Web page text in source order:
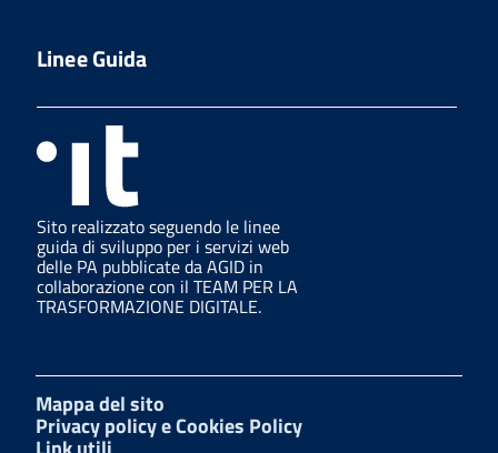
Linee Guida
Sito realizzato seguendo le linee
guida di sviluppo per i servizi web
delle PA pubblicate da AGID in
collaborazione con il TEAM PER LA
TRASFORMAZIONE DIGITALE.
Mappa del sito
Privacy policy e Cookies Policy